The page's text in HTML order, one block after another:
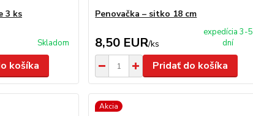
3 ks
Skladom
košíka
Penovačka – sitko 18 cm
8,50 EUR/ks
expedícia 3-5
dní
Pridať do košíka
Akcia